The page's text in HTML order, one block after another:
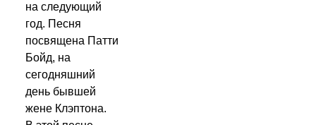
на следующий
год. Песня
посвящена Патти
Бойд, на
сегодняшний
день бывшей
жене Клэптона.